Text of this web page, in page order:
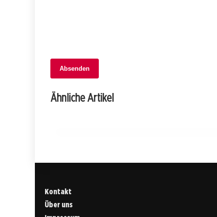
Absenden
Ähnliche Artikel
05. Februar 2026
Entsetzen in Genolier: Explosion am
Kontakt
Über uns